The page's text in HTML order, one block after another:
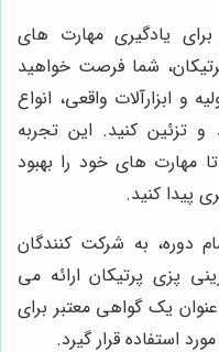
یادگیری مهارت های
شما فرصت خواهید
و ابزارآلات واقعی، انواع
تزئین کنید. این تجربه
مهارت های خود را بهبود
پیدا کنید.
دوره، به شرکت کنندگان
پزی پرتیکان ارائه می
یک گواهی معتبر برای
استفاده قرار گیرد.